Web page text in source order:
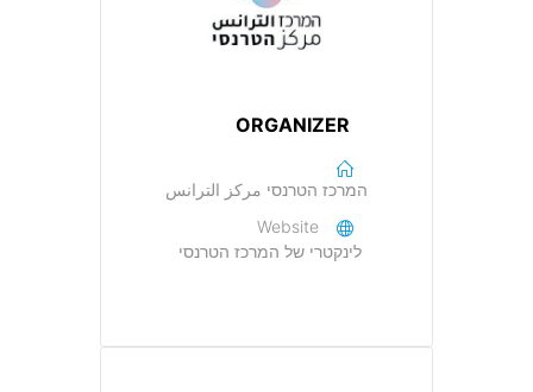
ORGANIZER
המרכז הטרנסי مركز الترانس
Website
לינקטרי של המרכז הטרנסי